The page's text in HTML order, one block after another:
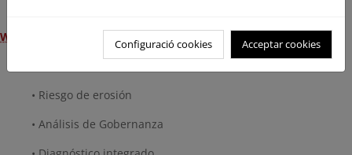
WP1 – Diagnóstico (465 MB)
• Riesgo de erosión
• Análisis de Gobernanza
Configuració cookies Acceptar cookies